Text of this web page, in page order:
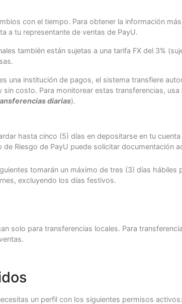
con el tiempo. Para obtener la información
a tu representante de ventas de PayU.
también están sujetas a una tarifa FX del 3%
una institución de pagos, el sistema transfiere
sin costo. Para monitorear estas transferencias, usa
diarias).
hasta cinco (5) días en depositarse en tu
Riesgo de PayU puede solicitar documentación
tomarán un máximo de tres (3) días hábiles
excluyendo los días festivos.
solo para transferencias locales. Para
un perfil con los siguientes permisos activos: